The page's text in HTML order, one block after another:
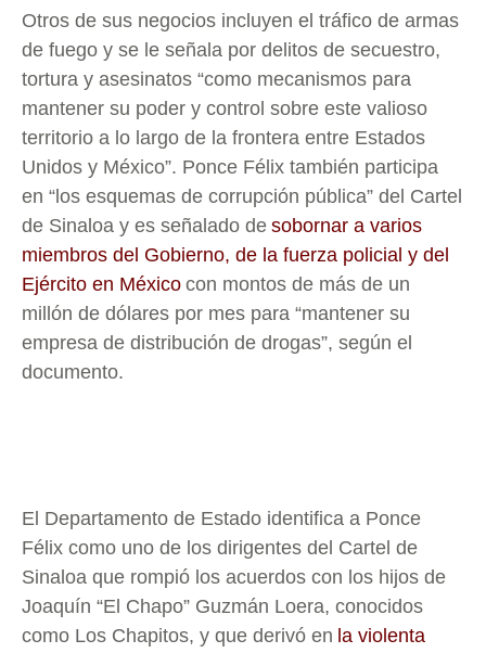
Otros de sus negocios incluyen el tráfico de armas
de fuego y se le señala por delitos de secuestro,
tortura y asesinatos “como mecanismos para
mantener su poder y control sobre este valioso
territorio a lo largo de la frontera entre Estados
Unidos y México”. Ponce Félix también participa
en “los esquemas de corrupción pública” del Cartel
de Sinaloa y es señalado de sobornar a varios
miembros del Gobierno, de la fuerza policial y del
Ejército en México con montos de más de un
millón de dólares por mes para “mantener su
empresa de distribución de drogas”, según el
documento.
El Departamento de Estado identifica a Ponce
Félix como uno de los dirigentes del Cartel de
Sinaloa que rompió los acuerdos con los hijos de
Joaquín “El Chapo” Guzmán Loera, conocidos
como Los Chapitos, y que derivó en la violenta